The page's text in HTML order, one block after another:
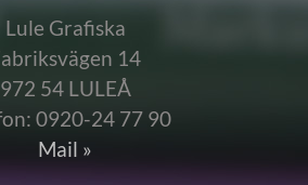
Lule Grafiska
14
972 54 LULEÅ
0920-24 77 90
Mail »